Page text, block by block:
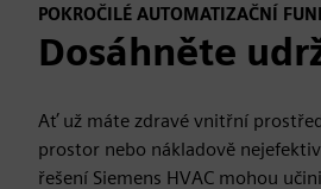
POKROČILÉ AUTOMATIZAČNÍ
Dosáhněte
Ať už máte zdravé vnitřní
prostor nebo nákladově
řešení Siemens HVAC mohou